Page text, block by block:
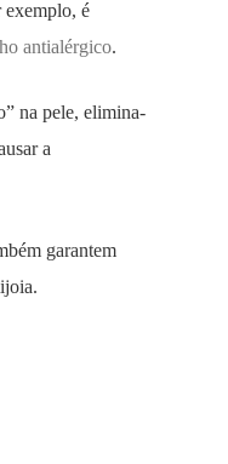
é
antialérgico.
na pele, elimina-
a
garantem